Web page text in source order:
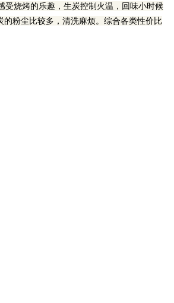
受烧烤的乐趣，生炭控制火温，回味小时候
粉尘比较多，清洗麻烦。综合各类性价比